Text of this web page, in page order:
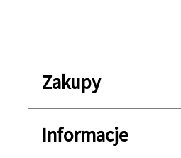
Zakupy
Informacje